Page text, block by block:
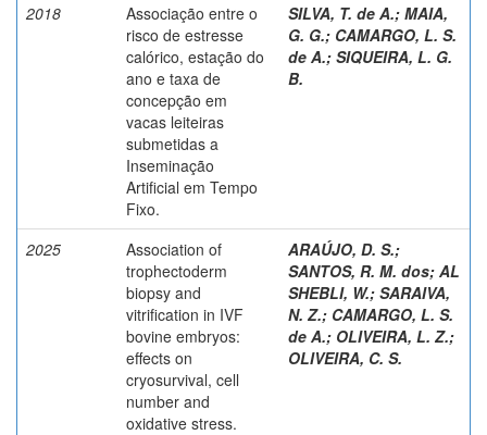
2018
Associação entre o
risco de estresse
calórico, estação do
ano e taxa de
concepção em
vacas leiteiras
submetidas a
Inseminação
Artificial em Tempo
Fixo.
SILVA, T. de A.; MAIA,
G. G.; CAMARGO, L. S.
de A.; SIQUEIRA, L. G.
B.
2025
Association of
trophectoderm
biopsy and
vitrification in IVF
bovine embryos:
effects on
cryosurvival, cell
number and
oxidative stress.
ARAÚJO, D. S.;
SANTOS, R. M. dos; AL
SHEBLI, W.; SARAIVA,
N. Z.; CAMARGO, L. S.
de A.; OLIVEIRA, L. Z.;
OLIVEIRA, C. S.